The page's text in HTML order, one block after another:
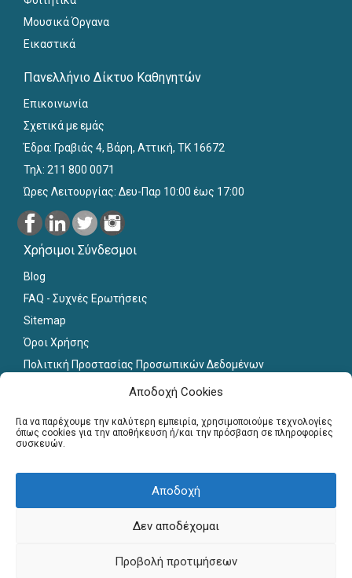
Αποδοχή Cookies
Για να παρέχουμε την καλύτερη εμπειρία, χρησιμοποιούμε τεχνολογίες
όπως cookies για την αποθήκευση ή/και την πρόσβαση σε πληροφορίες
συσκευών.
Αποδοχή
Δεν αποδέχομαι
Προβολή προτιμήσεων
Μουσικά Όργανα
Εικαστικά
Πανελλήνιο Δίκτυο Καθηγητών
Επικοινωνία
Σχετικά με εμάς
Έδρα: Γραβιάς 4, Βάρη, Αττική, ΤΚ 16672
Τηλ: 211 800 0071
Ώρες Λειτουργίας: Δευ-Παρ 10:00 έως 17:00
Χρήσιμοι Σύνδεσμοι
Blog
FAQ - Συχνές Ερωτήσεις
Sitemap
Όροι Χρήσης
Πολιτική Προστασίας Προσωπικών Δεδομένων
Για εκπαιδευτικούς
Εγγραφή
Γραφείο Διασύνδεσης
Copyright © Πανελλήνιο Δίκτυο Καθηγητών, 2013-2026. All
Rights Reserved. Website by